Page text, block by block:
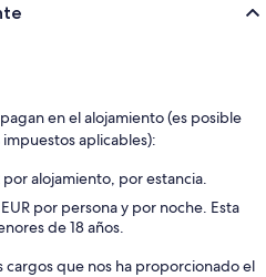
en el alojamiento (es posible
impuestos aplicables):
alojamiento, por estancia.
por persona y por noche. Esta
de 18 años.
cargos que nos ha proporcionado el